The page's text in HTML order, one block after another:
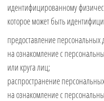
идентифицированному
которое может быть
предоставление
на ознакомление с
или круга лиц;
распространение
на ознакомление с